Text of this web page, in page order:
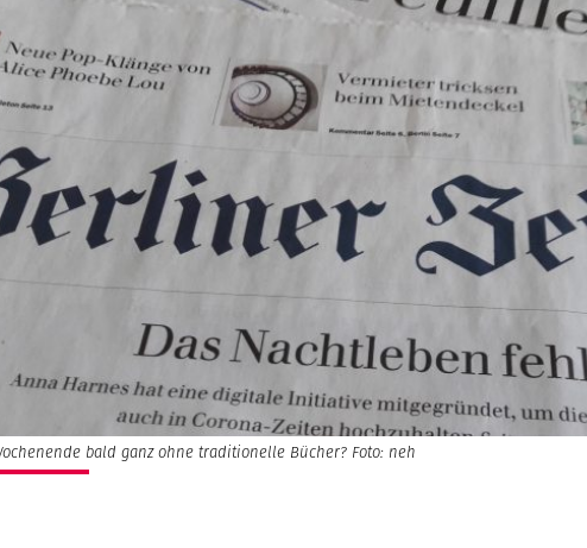
bald ganz ohne traditionelle Bücher? Foto: neh